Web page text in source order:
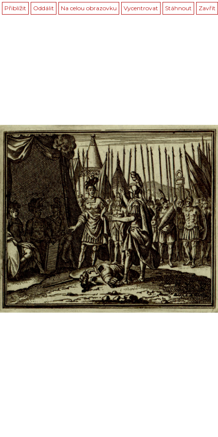
Přiblížit Oddálit Na celou obrazovku Vycentrovat Stáhnout Zavřít